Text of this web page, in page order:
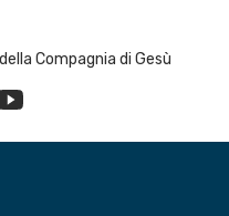
Compagnia di Gesù